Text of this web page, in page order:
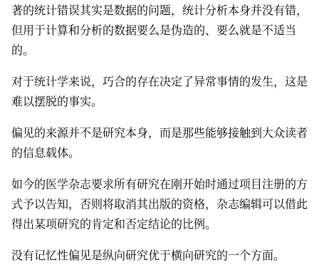
著的统计错误其实是数据的问题，统计分析本身并没有错，
但用于计算和分析的数据要么是伪造的、要么就是不适当
的。
对于统计学来说，巧合的存在决定了异常事情的发生，这是
难以摆脱的事实。
偏见的来源并不是研究本身，而是那些能够接触到大众读者
的信息载体。
如今的医学杂志要求所有研究在刚开始时通过项目注册的方
式予以告知，否则将取消其出版的资格，杂志编辑可以借此
得出某项研究的肯定和否定结论的比例。
没有记忆性偏见是纵向研究优于横向研究的一个方面。